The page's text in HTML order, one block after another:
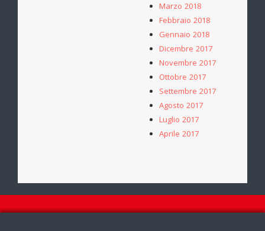
Marzo 2018
Febbraio 2018
Gennaio 2018
Dicembre 2017
Novembre 2017
Ottobre 2017
Settembre 2017
Agosto 2017
Luglio 2017
Aprile 2017